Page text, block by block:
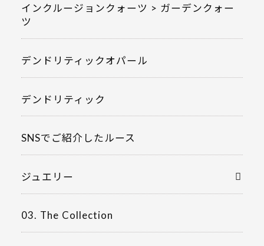
インクルージョンクォーツ > ガーデンクォー
ツ
デンドリティックオパール
デンドリティック
SNSでご紹介したルース
ジュエリー
03. The Collection